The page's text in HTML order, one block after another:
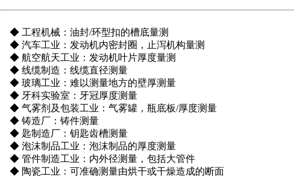
税务登记证
◆ 工程机械：油封/环型扣的槽底量测
◆ 汽车工业：发动机内密封圈，止泻机构量测
◆ 航空航天工业：发动机叶片厚度量测
◆ 线缆制造：线缆直径测量
◆ 玻璃工业：难以测量地方的壁厚测量
◆ 牙科实验室：牙冠厚度测量
◆ 气雾剂及包装工业：气雾罐，瓶底板/厚度测量
◆ 铸造厂：铸件测量
◆ 匙制造厂：钥匙齿槽测量
◆ 泡沫制品工业：泡沫制品的厚度测量
◆ 管件制造工业：内外径测量，包括大管件
◆ 陶瓷工业：可准确测量由烘干或干燥造成的断面